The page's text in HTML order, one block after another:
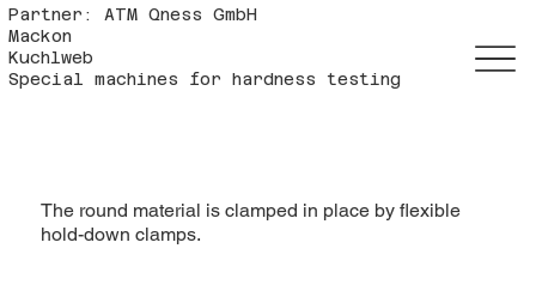
Partner: ATM Qness GmbH
Mackon
Kuchlweb
Special machines for hardness testing
The round material is clamped in place by flexible
hold-down clamps.